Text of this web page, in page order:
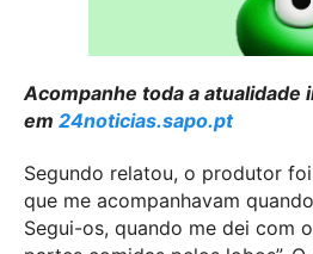
Acompanhe toda a atualidade
em 24noticias.sapo.pt
Segundo relatou, o produtor
que me acompanhavam
Segui-os, quando me dei com